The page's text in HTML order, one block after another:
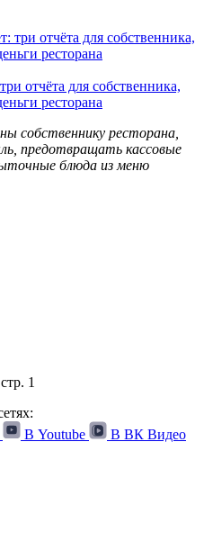
отчёта для собственника,
ресторана
собственнику ресторана,
предотвращать кассовые
блюда из меню
1
В Youtube
В ВК Видео